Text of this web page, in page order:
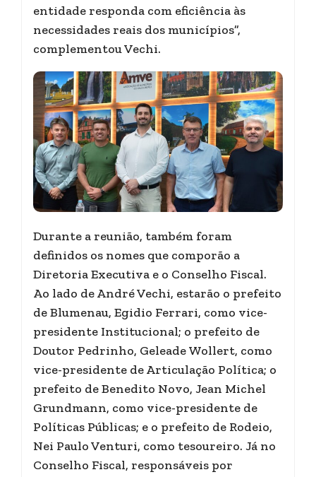
entidade responda com eficiência às
necessidades reais dos municípios”,
complementou Vechi.
Durante a reunião, também foram
definidos os nomes que comporão a
Diretoria Executiva e o Conselho Fiscal.
Ao lado de André Vechi, estarão o prefeito
de Blumenau, Egidio Ferrari, como vice-
presidente Institucional; o prefeito de
Doutor Pedrinho, Geleade Wollert, como
vice-presidente de Articulação Política; o
prefeito de Benedito Novo, Jean Michel
Grundmann, como vice-presidente de
Políticas Públicas; e o prefeito de Rodeio,
Nei Paulo Venturi, como tesoureiro. Já no
Conselho Fiscal, responsáveis por